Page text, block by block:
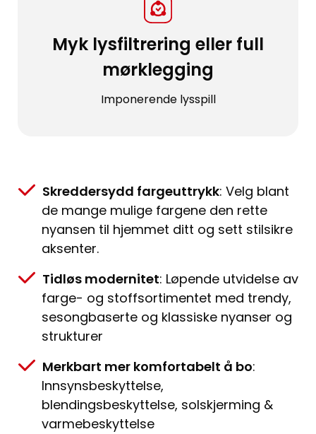
Myk lysfiltrering eller full
mørklegging
Imponerende lysspill
Skreddersydd fargeuttrykk: Velg blant
de mange mulige fargene den rette
nyansen til hjemmet ditt og sett stilsikre
aksenter.
Tidløs modernitet: Løpende utvidelse av
farge- og stoffsortimentet med trendy,
sesongbaserte og klassiske nyanser og
strukturer
Merkbart mer komfortabelt å bo:
Innsynsbeskyttelse,
blendingsbeskyttelse, solskjerming &
varmebeskyttelse